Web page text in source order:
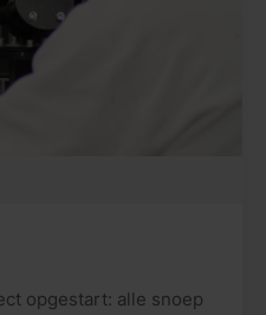
opgestart: alle snoep